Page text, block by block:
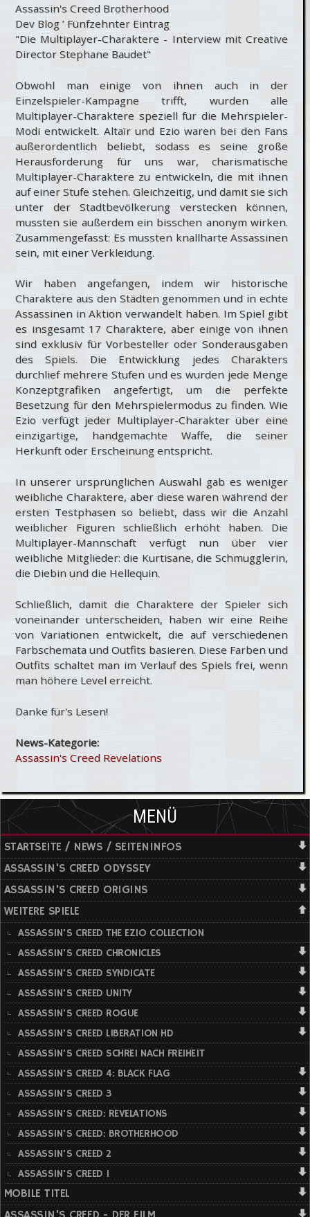
Assassin's Creed Brotherhood
Dev Blog ’ Fünfzehnter Eintrag
"Die Multiplayer-Charaktere - Interview mit Creative
Director Stephane Baudet"
Obwohl man einige von ihnen auch in der
Einzelspieler-Kampagne trifft, wurden alle
Multiplayer-Charaktere speziell für die Mehrspieler-
Modi entwickelt. Altaïr und Ezio waren bei den Fans
außerordentlich beliebt, sodass es seine große
Herausforderung für uns war, charismatische
Multiplayer-Charaktere zu entwickeln, die mit ihnen
auf einer Stufe stehen. Gleichzeitig, und damit sie sich
unter der Stadtbevölkerung verstecken können,
mussten sie außerdem ein bisschen anonym wirken.
Zusammengefasst: Es mussten knallharte Assassinen
sein, mit einer Verkleidung.
Wir haben angefangen, indem wir historische
Charaktere aus den Städten genommen und in echte
Assassinen in Aktion verwandelt haben. Im Spiel gibt
es insgesamt 17 Charaktere, aber einige von ihnen
sind exklusiv für Vorbesteller oder Sonderausgaben
des Spiels. Die Entwicklung jedes Charakters
durchlief mehrere Stufen und es wurden jede Menge
Konzeptgrafiken angefertigt, um die perfekte
Besetzung für den Mehrspielermodus zu finden. Wie
Ezio verfügt jeder Multiplayer-Charakter über eine
einzigartige, handgemachte Waffe, die seiner
Herkunft oder Erscheinung entspricht.
In unserer ursprünglichen Auswahl gab es weniger
weibliche Charaktere, aber diese waren während der
ersten Testphasen so beliebt, dass wir die Anzahl
weiblicher Figuren schließlich erhöht haben. Die
Multiplayer-Mannschaft verfügt nun über vier
weibliche Mitglieder: die Kurtisane, die Schmugglerin,
die Diebin und die Hellequin.
Schließlich, damit die Charaktere der Spieler sich
voneinander unterscheiden, haben wir eine Reihe
von Variationen entwickelt, die auf verschiedenen
Farbschemata und Outfits basieren. Diese Farben und
Outfits schaltet man im Verlauf des Spiels frei, wenn
man höhere Level erreicht.
Danke für's Lesen!
News-Kategorie:
Assassin's Creed Revelations
MENÜ
STARTSEITE / NEWS / SEITENINFOS
ASSASSIN'S CREED ODYSSEY
ASSASSIN'S CREED ORIGINS
WEITERE SPIELE
ASSASSIN'S CREED THE EZIO COLLECTION
ASSASSIN'S CREED CHRONICLES
ASSASSIN'S CREED SYNDICATE
ASSASSIN'S CREED UNITY
ASSASSIN'S CREED ROGUE
ASSASSIN'S CREED LIBERATION HD
ASSASSIN'S CREED SCHREI NACH FREIHEIT
ASSASSIN'S CREED 4: BLACK FLAG
ASSASSIN'S CREED 3
ASSASSIN'S CREED: REVELATIONS
ASSASSIN'S CREED: BROTHERHOOD
ASSASSIN'S CREED 2
ASSASSIN'S CREED 1
MOBILE TITEL